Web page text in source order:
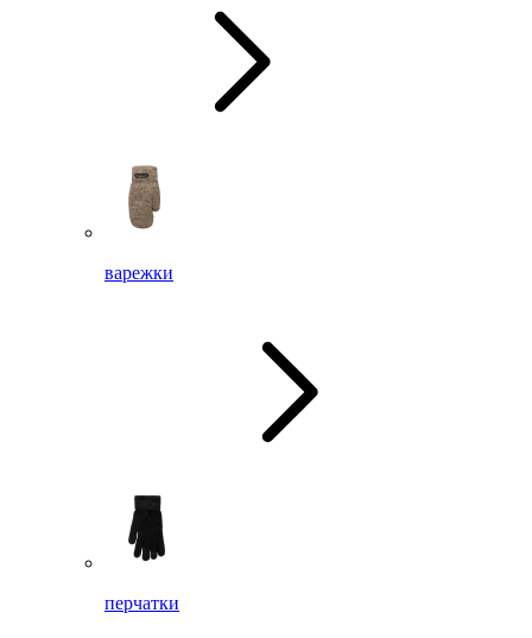
варежки
перчатки